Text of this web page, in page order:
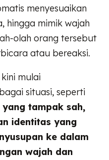
menyesuaikan
hingga mimik wajah
olah orang tersebut
atau bereaksi.
mulai
situasi, seperti
tampak sah,
identitas yang
ke dalam
wajah dan